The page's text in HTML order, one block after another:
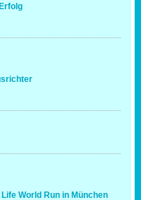
World Run in München